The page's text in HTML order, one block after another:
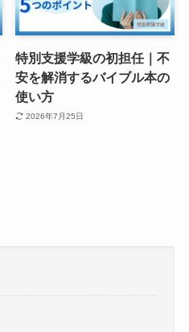
特別支援学級の初担任｜不
安を解消するバイブル本の
使い方
2026年7月25日